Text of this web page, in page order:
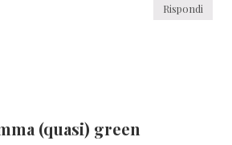
Rispondi
(quasi) green